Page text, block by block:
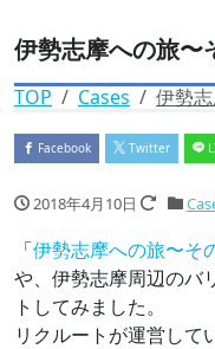
伊勢志摩への旅〜
TOP Cases 伊勢
Facebook Twitter
2018年4月10日
「伊勢志摩への旅〜そ
や、伊勢志摩周辺のバ
トしてみました。
リクルートが運営して